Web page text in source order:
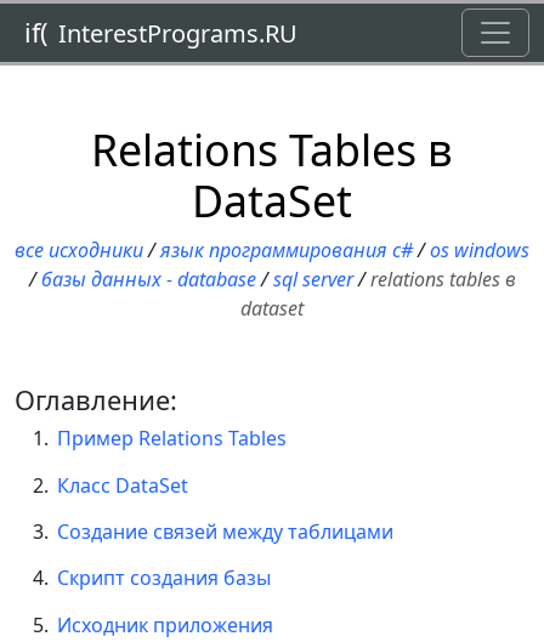
if( InterestPrograms.RU
Relations Tables в
DataSet
все исходники/язык программирования c#/os windows
/базы данных - database/sql server/relations tables в
dataset
Оглавление:
Пример Relations Tables
Класс DataSet
Создание связей между таблицами
Скрипт создания базы
Исходник приложения